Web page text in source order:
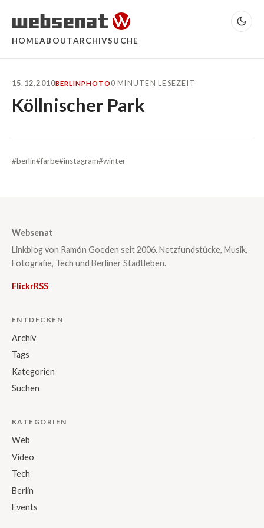
HOMEABOUTARCHIVSUCHE
15.12.2010BERLINPHOTO 0 MINUTEN LESEZEIT
Köllnischer Park
#berlin#farbe#instagram#winter
Websenat
Linkblog von Ramón Goeden seit 2006. Netzfundstücke, Musik,
Fotografie, Tech und Berliner Stadtleben.
FlickrRSS
ENTDECKEN
Archiv
Tags
Kategorien
Suchen
KATEGORIEN
Web
Video
Tech
Berlin
Events